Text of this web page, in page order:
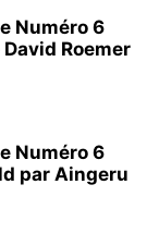
Numéro 6
Roemer
Numéro 6
par Aingeru